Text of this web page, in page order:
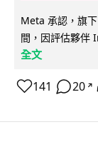
Meta 承認，旗
間，因評估夥伴
全文
141 20 ↗